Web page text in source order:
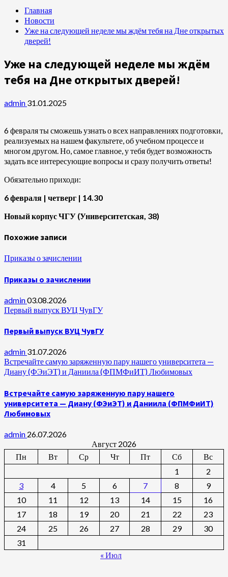
Главная
Новости
Уже на следующей неделе мы ждём тебя на Дне открытых
дверей!
Уже на следующей неделе мы ждём
тебя на Дне открытых дверей!
admin 31.01.2025
6 февраля ты сможешь узнать о всех направлениях подготовки,
реализуемых на нашем факультете, об учебном процессе и
многом другом. Но, самое главное, у тебя будет возможность
задать все интересующие вопросы и сразу получить ответы!
Обязательно приходи:
6 февраля | четверг | 14.30
Новый корпус ЧГУ (Университетская, 38)
Похожие записи
Приказы о зачислении
Приказы о зачислении
admin03.08.2026
Первый выпуск ВУЦ ЧувГУ
Первый выпуск ВУЦ ЧувГУ
admin 31.07.2026
Встречайте самую заряженную пару нашего университета —
Диану (ФЭиЭТ) и Даниила (ФПМФиИТ) Любимовых
Встречайте самую заряженную пару нашего
университета — Диану (ФЭиЭТ) и Даниила (ФПМФиИТ)
Любимовых
admin 26.07.2026
Август 2026
Пн
Вт Ср Чт Пт Сб
Вс
1
2
3
4 5 6 7 8
9
10
11 12 13 14 15
16
17
18 19 20 21 22
23
24
25 26 27 28 29
30
31
« Июл